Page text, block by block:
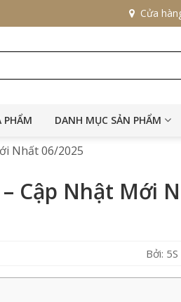
Cửa
PHẨM DANH MỤC SẢN PHẨM
Nhất 06/2025
Cập Nhật Mới
Bởi: